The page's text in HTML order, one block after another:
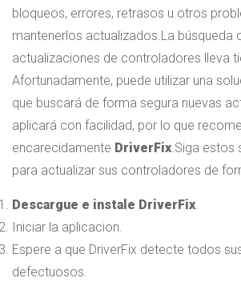
bloqueos, errores, retrasos u otros
mantenerlos actualizados.La búsqueda
actualizaciones de controladores lleva
Afortunadamente, puede utilizar una
que buscará de forma segura nuevas
aplicará con facilidad, por lo que
encarecidamente DriverFix.Siga estos
para actualizar sus controladores de
Descargue e instale DriverFix.
Iniciar la aplicacion.
Espere a que DriverFix detecte todos
defectuosos.